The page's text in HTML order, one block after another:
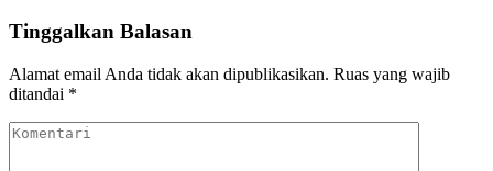
Tinggalkan Balasan
Alamat email Anda tidak akan dipublikasikan. Ruas yang wajib
ditandai *
Komentari